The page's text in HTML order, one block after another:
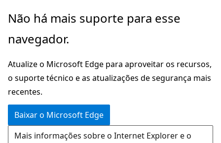
Pular
o
principal
Não há mais suporte para esse
navegador.
Atualize o Microsoft Edge para aproveitar os recursos,
o suporte técnico e as atualizações de segurança mais
recentes.
Baixar o Microsoft Edge
Mais informações sobre o Internet Explorer e o